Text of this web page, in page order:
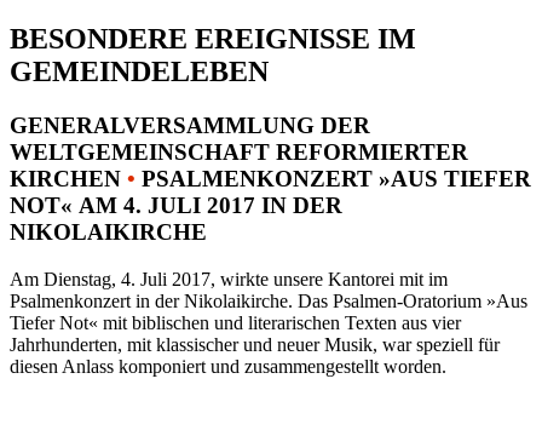
BESONDERE EREIGNISSE IM
GEMEINDELEBEN
GENERALVERSAMMLUNG DER
WELTGEMEINSCHAFT REFORMIERTER
KIRCHEN • PSALMENKONZERT »AUS TIEFER
NOT« AM 4. JULI 2017 IN DER
NIKOLAIKIRCHE
Am Dienstag, 4. Juli 2017, wirkte unsere Kantorei mit im
Psalmenkonzert in der Nikolaikirche. Das Psalmen-Oratorium »Aus
Tiefer Not« mit biblischen und literarischen Texten aus vier
Jahrhunderten, mit klassischer und neuer Musik, war speziell für
diesen Anlass komponiert und zusammengestellt worden.